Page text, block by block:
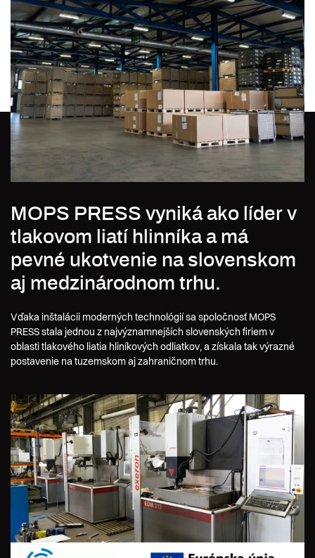
MOPS PRESS vyniká ako líder v
tlakovom liatí hlinníka a má
pevné ukotvenie na slovenskom
aj medzinárodnom trhu.
Vďaka inštalácii moderných technológií sa spoločnosť MOPS
PRESS stala jednou z najvýznamnejších slovenských firiem v
oblasti tlakového liatia hliníkových odliatkov, a získala tak výrazné
postavenie na tuzemskom aj zahraničnom trhu.